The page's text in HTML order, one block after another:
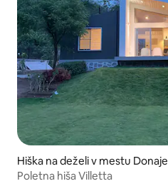
Hiška na deželi v mestu Donaje
Poletna hiša Villetta